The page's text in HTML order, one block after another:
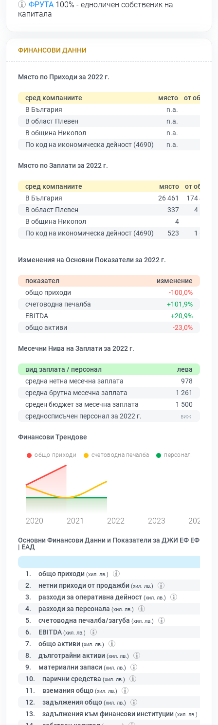
ФРУТА 100% - едноличен собственик на
капитала
ФИНАНСОВИ ДАННИ
Място по Приходи за 2022 г.
сред компаниите място от общо
В България
n.a.
В област Плевен
n.a.
В община Никопол
n.a.
По код на икономическа дейност (4690)
n.a.
Място по Заплати за 2022 г.
сред компаниите място от общо
В България
26 461
174 403
В област Плевен
337
4 191
В община Никопол
4
По код на икономическа дейност (4690)
523 1 619
Изменения на Основни Показатели за 2022 г.
показател
изменение
общо приходи
-100,0%
счетоводна печалба
+101,9%
EBITDA
+20,9%
общо активи
-23,0%
Месечни Нива на Заплати за 2022 г.
вид заплата / персонал
лева
средна нетна месечна заплата
978
средна брутна месечна заплата
1 261
среден бюджет за месечна заплата
1 500
средносписъчен персонал за 2022 г.
Финансови Трендове
общо приходи счетоводна печалба персонал
2020 2021 2022 2023 2024
Основни Финансови Данни и Показатели за ДЖИ ЕФ ЕФ
| ЕАД
1. общо приходи (хил. лв.)
2. нетни приходи от продажби (хил. лв.)
3. разходи за оперативна дейност (хил. лв.)
4. разходи за персонала (хил. лв.)
5. счетоводна печалба/загуба (хил. лв.)
6. EBITDA (хил. лв.)
7. общо активи (хил. лв.)
8. дълготрайни активи (хил. лв.)
9. материални запаси (хил. лв.)
10. парични средства (хил. лв.)
11. вземания общо (хил. лв.)
12. задължения общо (хил. лв.)
13. задължения към финансови институции (хил. лв.)